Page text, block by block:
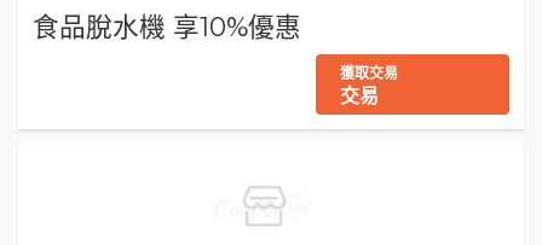
食品脫水機 享10%優惠
獲取交易
交易